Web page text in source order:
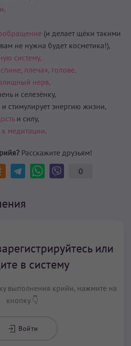
(и делает щёки такими
не нужна будет косметика!),
систему,
плечах, голове,
нерв,
и селезёнку,
и стимулирует энергию жизни,
и силу,
к медитации.
Расскажите друзьям!
0
или
в систему
выполнения крийи, нажмите на
кнопку 👇
Войти